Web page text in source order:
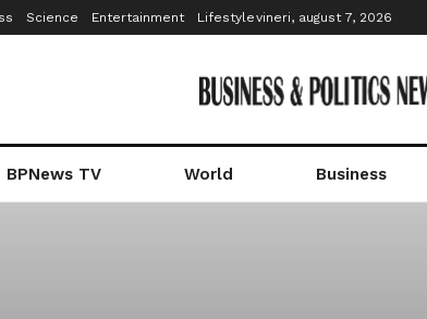
Science Entertainment Lifestylevineri, august 7, 2026
BPNews TV World Business